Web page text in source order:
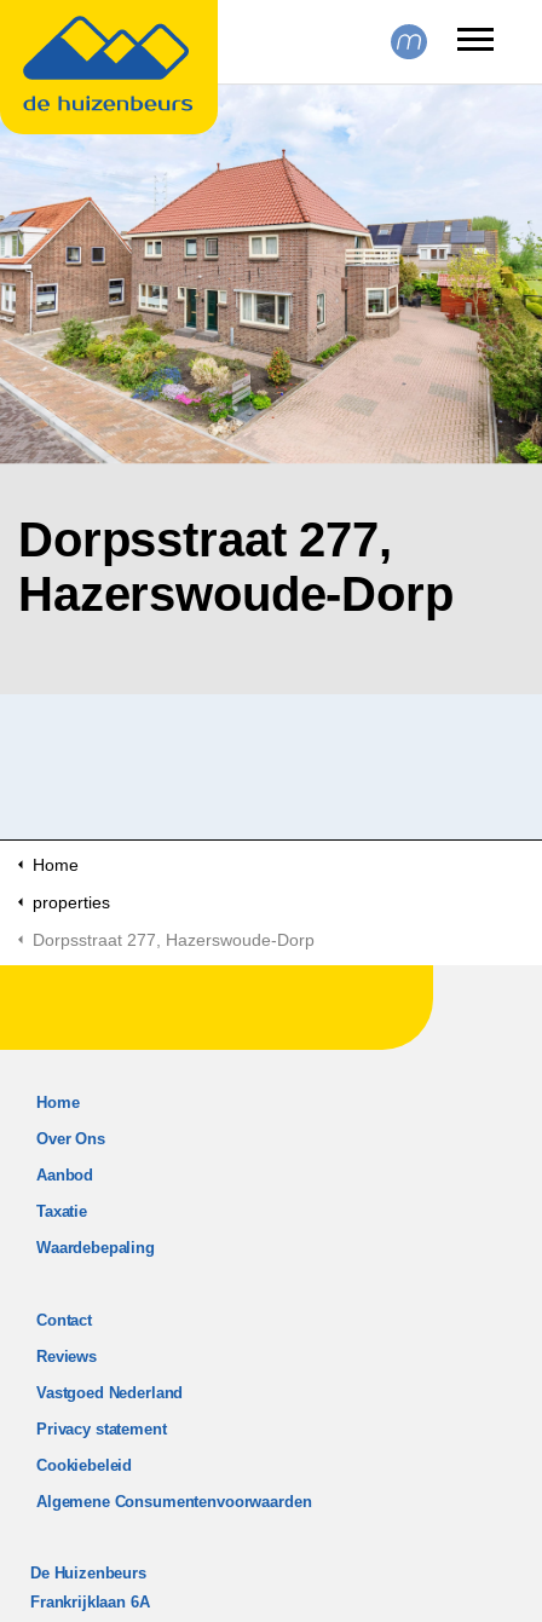
Dorpsstraat 277,
Hazerswoude-Dorp
Home
properties
Dorpsstraat 277, Hazerswoude-Dorp
Home
Over Ons
Aanbod
Taxatie
Waardebepaling
Contact
Reviews
Vastgoed Nederland
Privacy statement
Cookiebeleid
Algemene Consumentenvoorwaarden
De Huizenbeurs
Frankrijklaan 6A